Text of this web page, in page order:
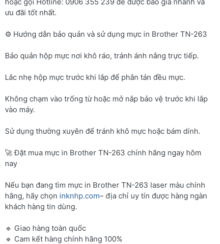
ưu đãi tốt nhất.
⚙️ Hướng dẫn bảo quản và sử dụng mực in Brother TN-263
Bảo quản hộp mực nơi khô ráo, tránh ánh nắng trực tiếp.
Lắc nhẹ hộp mực trước khi lắp để phân tán đều mực.
Không chạm vào trống từ hoặc mở nắp bảo vệ trước khi lắp
vào máy.
Sử dụng thường xuyên để tránh khô mực hoặc bám dính.
🚀 Đặt mua mực in Brother TN-263 chính hãng ngay hôm
nay
Nếu bạn đang tìm mực in Brother TN-263 laser màu chính
hãng, hãy chọn inknhp.com– địa chỉ uy tín được hàng ngàn
khách hàng tin dùng.
🔹 Giao hàng toàn quốc
🔹 Cam kết hàng chính hãng 100%